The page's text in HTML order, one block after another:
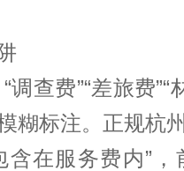
调查费”“差旅费
糊标注。正规杭
含在服务费内”